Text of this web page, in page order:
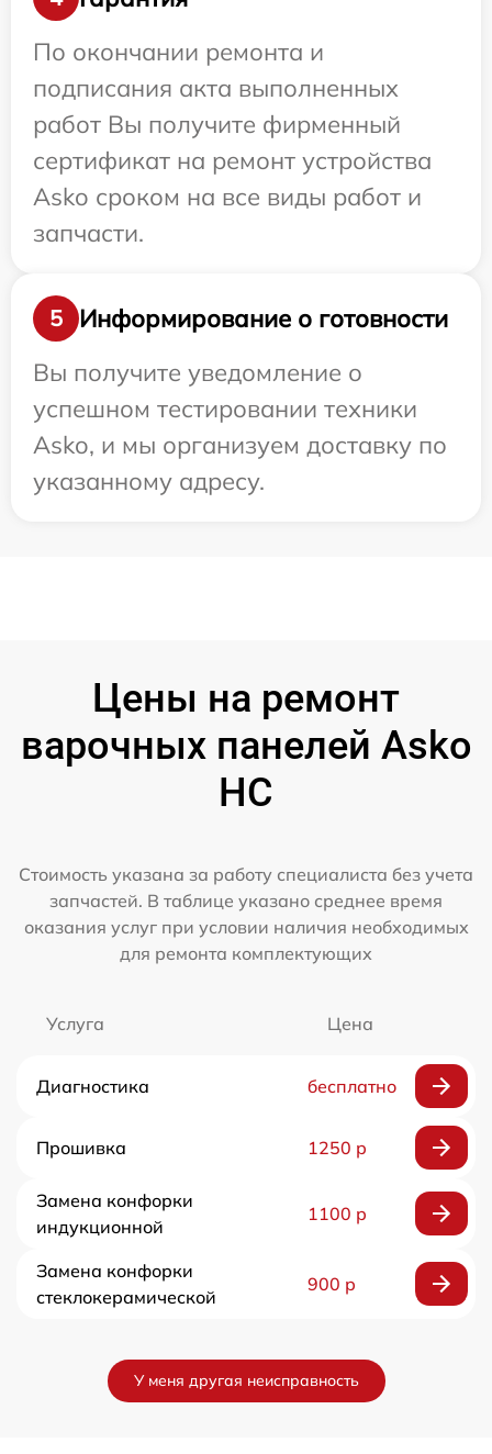
По окончании ремонта и
подписания акта выполненных
работ Вы получите фирменный
сертификат на ремонт устройства
Asko сроком на все виды работ и
запчасти.
5
Информирование о готовности
Вы получите уведомление о
успешном тестировании техники
Asko, и мы организуем доставку по
указанному адресу.
Цены на ремонт
варочных панелей Asko
HC
Стоимость указана за работу специалиста без учета
запчастей. В таблице указано среднее время
оказания услуг при условии наличия необходимых
для ремонта комплектующих
Услуга Цена
Диагностика бесплатно
Прошивка 1250 р
Замена конфорки
индукционной
1100 р
Замена конфорки
стеклокерамической
900 р
У меня другая неисправность